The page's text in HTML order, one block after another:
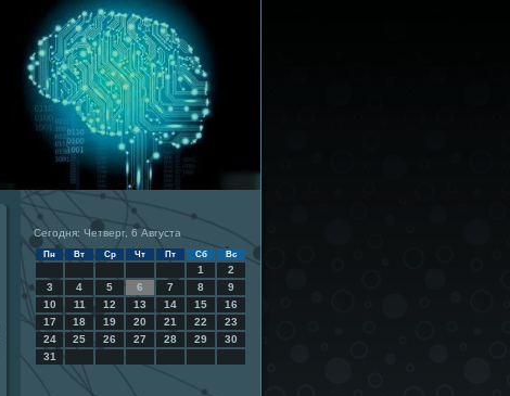
Сегодня: Четверг, 6 Августа
Пн Вт Ср Чт Пт Сб Вс
1
2
3
4 5 6 7 8
9
10
11 12 13 14 15
16
17
18 19 20 21 22
23
24
25 26 27 28 29
30
31